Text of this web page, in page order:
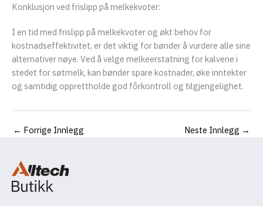
Konklusjon ved frislipp på melkekvoter:
I en tid med frislipp på melkekvoter og økt behov for
kostnadseffektivitet, er det viktig for bønder å vurdere alle sine
alternativer nøye. Ved å velge melkeerstatning for kalvene i
stedet for søtmelk, kan bønder spare kostnader, øke inntekter
og samtidig opprettholde god fôrkontroll og tilgjengelighet.
← Forrige Innlegg Neste Innlegg →